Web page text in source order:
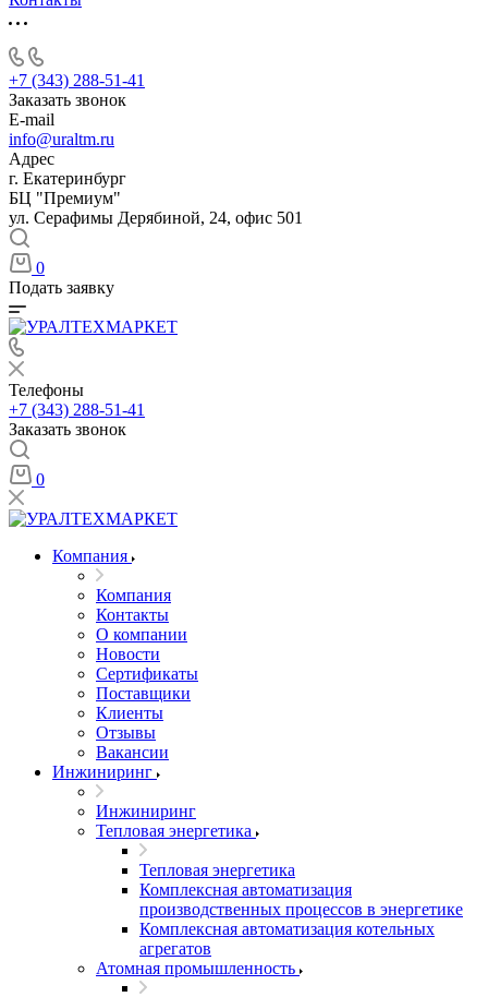
+7 (343) 288-51-41
Заказать звонок
E-mail
info@uraltm.ru
Адрес
г. Екатеринбург
БЦ "Премиум"
ул. Серафимы Дерябиной, 24, офис 501
0
Подать заявку
Телефоны
+7 (343) 288-51-41
Заказать звонок
0
Компания
Компания
Контакты
О компании
Новости
Сертификаты
Поставщики
Клиенты
Отзывы
Вакансии
Инжиниринг
Инжиниринг
Тепловая энергетика
Тепловая энергетика
Комплексная автоматизация
производственных процессов в энергетике
Комплексная автоматизация котельных
агрегатов
Атомная промышленность